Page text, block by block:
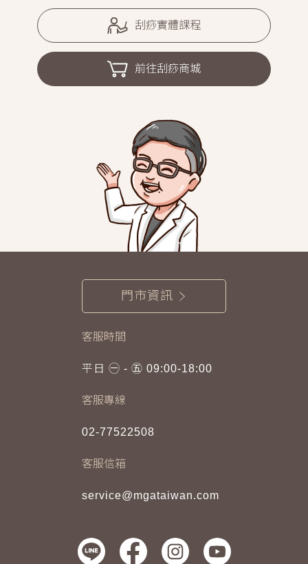
刮痧實體課程
前往刮痧商城
門市資訊
客服時間
平日 ㊀ - ㊄ 09:00-18:00
客服專線
02-77522508
客服信箱
service@mgataiwan.com